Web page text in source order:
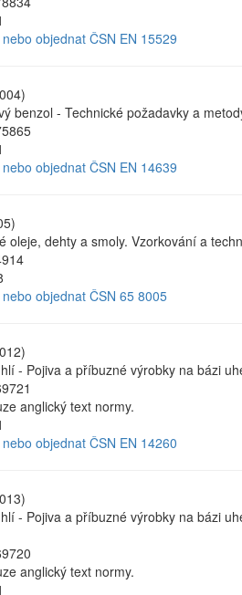
objednat ČSN EN 15529
benzol - Technické požadavky a
objednat ČSN EN 14639
oleje, dehty a smoly. Vzorkování a
objednat ČSN 65 8005
- Pojiva a příbuzné výrobky na bázi
anglický text normy.
objednat ČSN EN 14260
- Pojiva a příbuzné výrobky na bázi
anglický text normy.